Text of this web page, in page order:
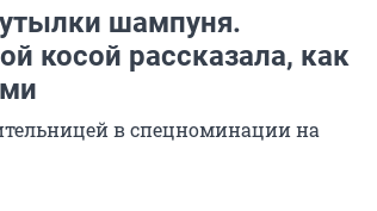
шампуня.
косой рассказала, как
в спецноминации на